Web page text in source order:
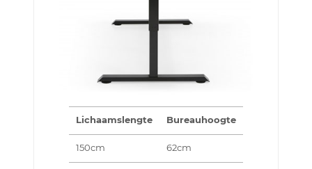
Lichaamslengte Bureauhoogte
150cm 62cm